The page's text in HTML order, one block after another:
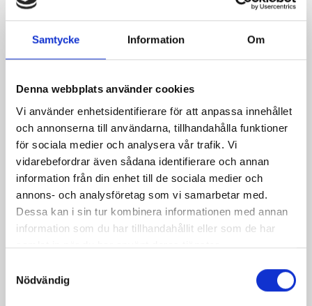
Samtycke Information Om
Denna webbplats använder cookies
Vi använder enhetsidentifierare för att anpassa innehållet
och annonserna till användarna, tillhandahålla funktioner
för sociala medier och analysera vår trafik. Vi
vidarebefordrar även sådana identifierare och annan
information från din enhet till de sociala medier och
annons- och analysföretag som vi samarbetar med.
Dessa kan i sin tur kombinera informationen med annan
information som du har tillhandahållit eller som de har
samlat in när du har använt deras tjänster.
Nödvändig
Asiatiska laxburgare
med avokadokräm
Fisk i foliepaket med
vårlök och färskpotatis